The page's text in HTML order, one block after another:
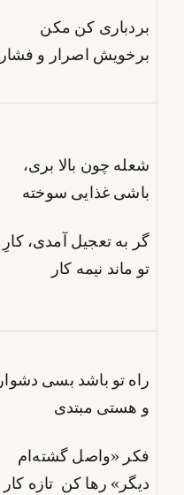
بردباری کن مکن
برخویش اصرار و فشار
شعله چون بالا بری،
باشی غذایی سوخته
گر به تعجیل آمدی، کارِ
تو ماند نیمه کار
راه تو باشد بسی دشوار
و هستی مبتدی
فکر «واصل گشته‌ام
دیگر» رها کن تازه کار